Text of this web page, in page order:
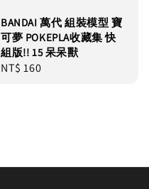
BANDAI 萬代 組裝模型 寶
可夢 POKEPLA收藏集 快
組版!! 15 呆呆獸
Regular
NT$ 160